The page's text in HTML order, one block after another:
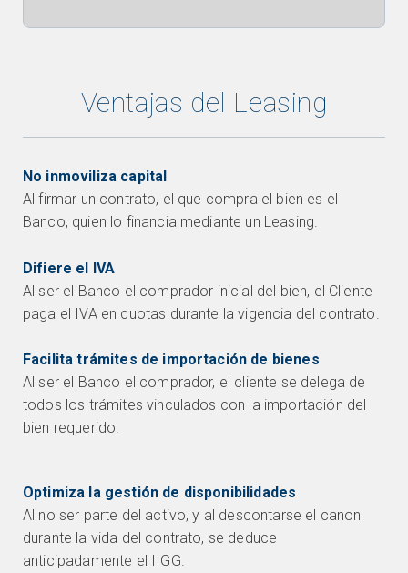
Ventajas del Leasing
No inmoviliza capital
Al firmar un contrato, el que compra el bien es el
Banco, quien lo financia mediante un Leasing.
Difiere el IVA
Al ser el Banco el comprador inicial del bien, el Cliente
paga el IVA en cuotas durante la vigencia del contrato.
Facilita trámites de importación de bienes
Al ser el Banco el comprador, el cliente se delega de
todos los trámites vinculados con la importación del
bien requerido.
Optimiza la gestión de disponibilidades
Al no ser parte del activo, y al descontarse el canon
durante la vida del contrato, se deduce
anticipadamente el IIGG.